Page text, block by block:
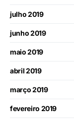
julho 2019
junho 2019
maio 2019
abril 2019
março 2019
fevereiro 2019